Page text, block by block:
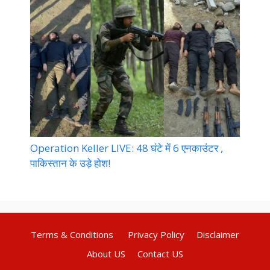
Operation Keller LIVE: 48 घंटे में 6 एनकाउंटर ,
पाकिस्तान के उड़े होश!
Terms & Conditions Privacy Policy
Disclaimer
About US
Contact US